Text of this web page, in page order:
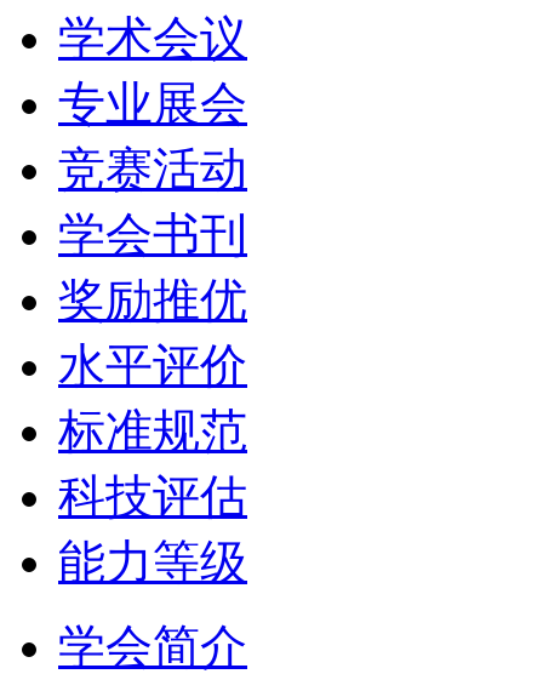
学术会议
专业展会
竞赛活动
学会书刊
奖励推优
水平评价
标准规范
科技评估
能力等级
学会简介